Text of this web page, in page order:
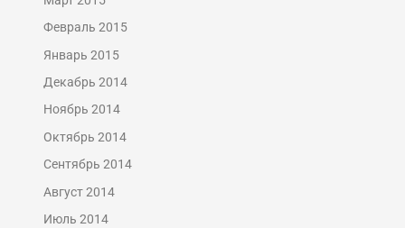
Февраль 2015
Январь 2015
Декабрь 2014
Ноябрь 2014
Октябрь 2014
Сентябрь 2014
Август 2014
Июль 2014